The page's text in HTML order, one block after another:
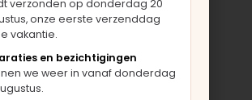
verzonden op donderdag 20
onze eerste verzenddag
vakantie.
en bezichtigingen
we weer in vanaf donderdag